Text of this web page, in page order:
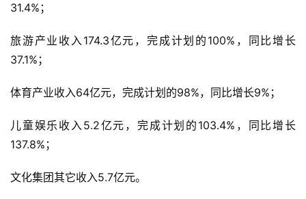
31.4%；
旅游产业收入174.3亿元，完成计划的100%，同比增长
37.1%；
体育产业收入64亿元，完成计划的98%，同比增长9%；
儿童娱乐收入5.2亿元，完成计划的103.4%，同比增长
137.8%；
文化集团其它收入5.7亿元。